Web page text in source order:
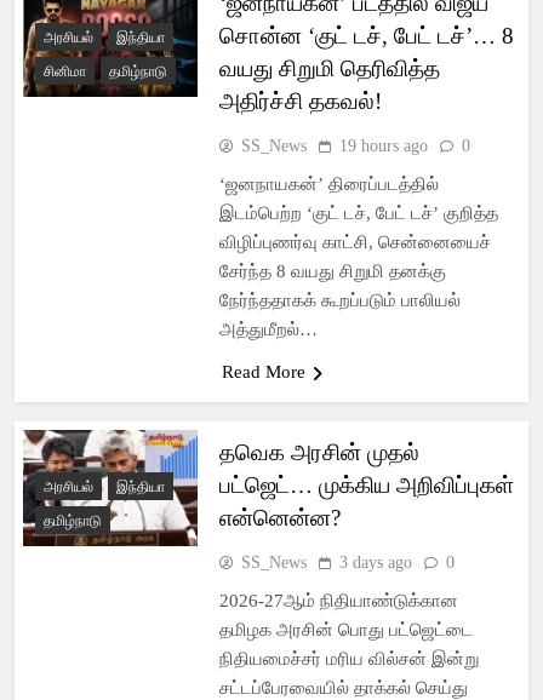
Latest Pondicherry
News, India News,
World News –
SSsnews
அரசியல்
இந்தியா
சினிமா
தமிழ்நாடு
சொன்ன ‘குட் டச், பேட் டச்’… 8
வயது சிறுமி தெரிவித்த
அதிர்ச்சி தகவல்!
SS_News 19 hours ago 0
‘ஜனநாயகன்’ திரைப்படத்தில்
இடம்பெற்ற ‘குட் டச், பேட் டச்’ குறித்த
விழிப்புணர்வு காட்சி, சென்னையைச்
சேர்ந்த 8 வயது சிறுமி தனக்கு
நேர்ந்ததாகக் கூறப்படும் பாலியல்
அத்துமீறல்…
Read More
அரசியல்
இந்தியா
தமிழ்நாடு
தவெக அரசின் முதல்
பட்ஜெட்… முக்கிய அறிவிப்புகள்
என்னென்ன?
SS_News 3 days ago 0
2026-27ஆம் நிதியாண்டுக்கான
தமிழக அரசின் பொது பட்ஜெட்டை
நிதியமைச்சர் மரிய வில்சன் இன்று
சட்டப்பேரவையில் தாக்கல் செய்து